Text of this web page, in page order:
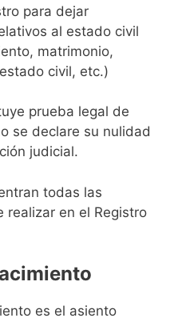
para dejar
al estado civil
matrimonio,
civil, etc.)
prueba legal de
se declare su nulidad
judicial.
todas las
realizar en el Registro
es el asiento